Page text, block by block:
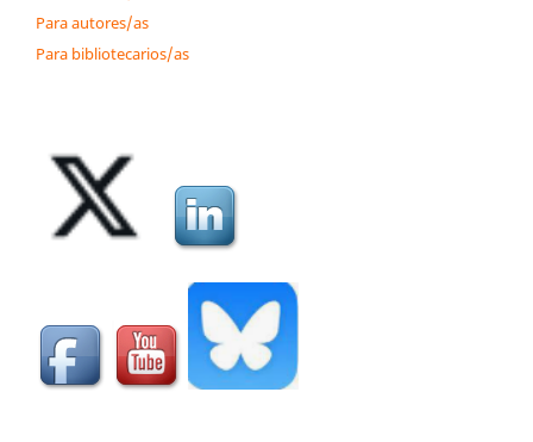
Para autores/as
Para bibliotecarios/as